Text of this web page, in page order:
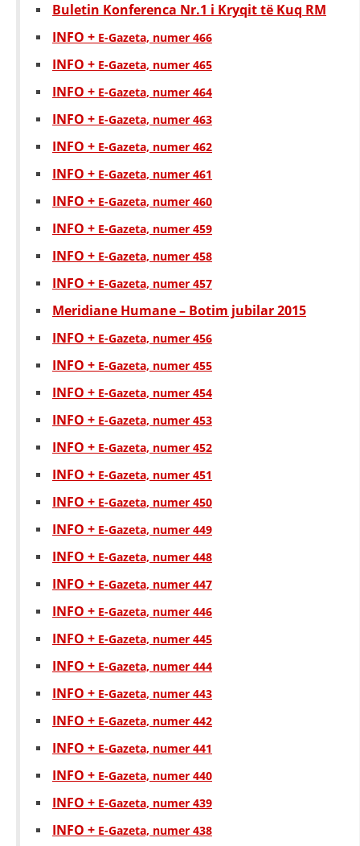
Buletin Konferenca Nr.1 i Kryqit të Kuq RM
INFO + E-Gazeta, numer 466
INFO + E-Gazeta, numer 465
INFO + E-Gazeta, numer 464
INFO + E-Gazeta, numer 463
INFO + E-Gazeta, numer 462
INFO + E-Gazeta, numer 461
INFO + E-Gazeta, numer 460
INFO + E-Gazeta, numer 459
INFO + E-Gazeta, numer 458
INFO + E-Gazeta, numer 457
Meridiane Humane – Botim jubilar 2015
INFO + E-Gazeta, numer 456
INFO + E-Gazeta, numer 455
INFO + E-Gazeta, numer 454
INFO + E-Gazeta, numer 453
INFO + E-Gazeta, numer 452
INFO + E-Gazeta, numer 451
INFO + E-Gazeta, numer 450
INFO + E-Gazeta, numer 449
INFO + E-Gazeta, numer 448
INFO + E-Gazeta, numer 447
INFO + E-Gazeta, numer 446
INFO + E-Gazeta, numer 445
INFO + E-Gazeta, numer 444
INFO + E-Gazeta, numer 443
INFO + E-Gazeta, numer 442
INFO + E-Gazeta, numer 441
INFO + E-Gazeta, numer 440
INFO + E-Gazeta, numer 439
INFO + E-Gazeta, numer 438